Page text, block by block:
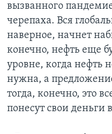
вызванного
черепаха. Вся
наверное, начнет
конечно, нефть еще
уровне, когда нефть
нужна, а
тогда, конечно, это
понесут свои деньги